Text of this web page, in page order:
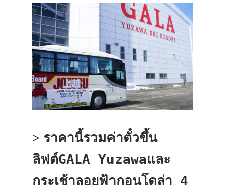
> ราคานี้รวมค่าตั๋วขึ้น
ลิฟต์GALA Yuzawaและ
กระเช้าลอยฟ้ากอนโดล่า 4